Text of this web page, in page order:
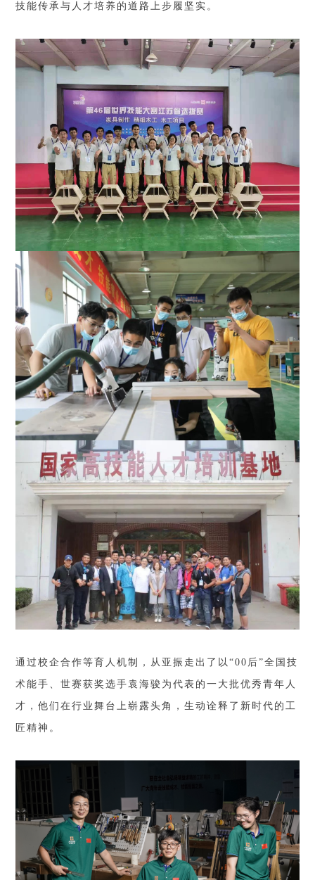
技能传承与人才培养的道路上步履坚实。
通过校企合作等育人机制，从亚振走出了以“00后”全国技
术能手、世赛获奖选手袁海骏为代表的一大批优秀青年人
才，他们在行业舞台上崭露头角，生动诠释了新时代的工
匠精神。